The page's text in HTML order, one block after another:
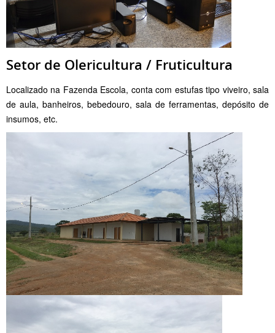
Setor de Olericultura / Fruticultura
Localizado na Fazenda Escola, conta com estufas tipo viveiro, sala
de aula, banheiros, bebedouro, sala de ferramentas, depósito de
insumos, etc.